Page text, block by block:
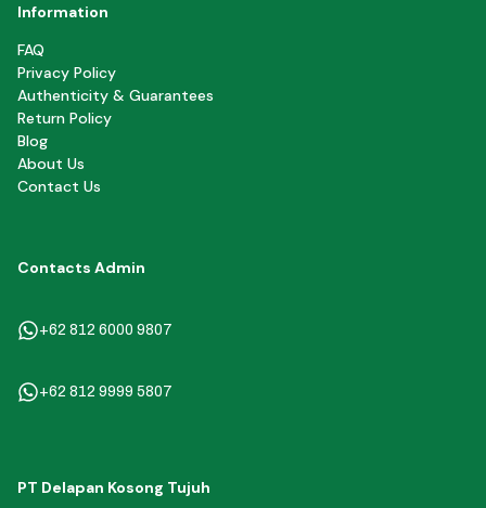
Information
FAQ
Privacy Policy
Authenticity & Guarantees
Return Policy
Blog
About Us
Contact Us
Contacts Admin
+62 812 6000 9807
+62 812 9999 5807
PT Delapan Kosong Tujuh